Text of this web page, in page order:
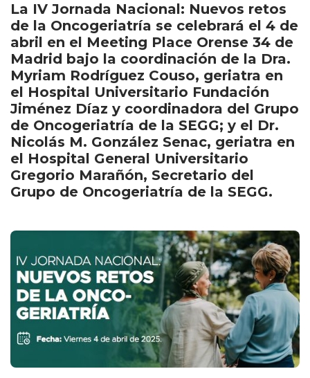
La IV Jornada Nacional: Nuevos retos
de la Oncogeriatría se celebrará el 4 de
abril en el Meeting Place Orense 34 de
Madrid bajo la coordinación de la Dra.
Myriam Rodríguez Couso, geriatra en
el Hospital Universitario Fundación
Jiménez Díaz y coordinadora del Grupo
de Oncogeriatría de la SEGG; y el Dr.
Nicolás M. González Senac, geriatra en
el Hospital General Universitario
Gregorio Marañón, Secretario del
Grupo de Oncogeriatría de la SEGG.